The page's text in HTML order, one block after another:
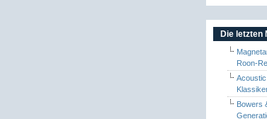
Die letzten
Roon-
Bowers